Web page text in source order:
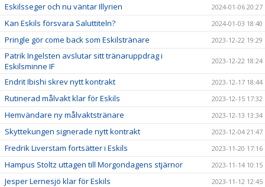
Eskilsseger och nu väntar Illyrien 2024-01-06 20:27
Kan Eskils försvara Saluttiteln? 2024-01-03 18:40
Pringle gör come back som Eskilstränare 2023-12-22 19:29
Patrik Ingelsten avslutar sitt tränaruppdrag i
Eskilsminne IF
2023-12-22 18:24
Endrit Ibishi skrev nytt kontrakt 2023-12-17 18:44
Rutinerad målvakt klar för Eskils 2023-12-15 17:32
Hemvändare ny målvaktstränare 2023-12-13 13:34
Skyttekungen signerade nytt kontrakt 2023-12-04 21:47
Fredrik Liverstam fortsätter i Eskils 2023-11-20 17:16
Hampus Stoltz uttagen till Morgondagens stjärnor 2023-11-14 10:15
Jesper Lernesjö klar för Eskils 2023-11-12 12:45